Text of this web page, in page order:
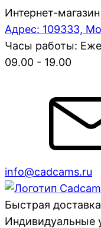
Интернет-
Адрес: 109333,
Часы работы:
09.00 - 19.00
info@cadcams.ru
Быстрая
Индивидуальные